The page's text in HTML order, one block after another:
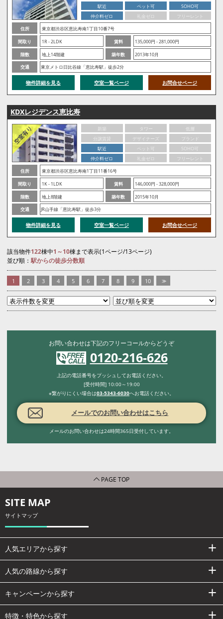
駅近
ペット可
SOHO可
仲介料ゼロ
礼金ゼロ
フリーレント
住所
東京都渋谷区恵比寿南1丁目10番7号
間取り
1R - 2LDK 賃料
135,000円 - 281,000円
階数
地上14階建 築年数
2013年10月
交通
東京メトロ日比谷線「恵比寿駅」徒歩2分
物件詳細を見る 空室一覧ページ お問合せページ
KDXレジデンス恵比寿
新築 タワー
低層
分譲賃貸
デザイナーズ
ブランド
駅近
ペット可
SOHO可
仲介料ゼロ
礼金ゼロ
フリーレント
住所
東京都渋谷区恵比寿南1丁目11番16号
間取り
1K - 1LDK 賃料
146,000円 - 328,000円
階数
地上8階建 築年数
2015年10月
交通
JR山手線「恵比寿駅」徒歩3分
物件詳細を見る 空室一覧ページ お問合せページ
該当物件122棟中1～10棟まで表示(1ページ/13ページ)
並び順：駅からの徒歩分数順
1 2 3 4 5 6 7 8 9 10 >>
お問い合わせは下記のフリーコールからどうぞ
0120-216-626
上記の電話番号をプッシュしてお電話ください。
[受付時間] 10:00～19:00
※繋がりにくい場合は03-5343-6030へお電話ください。
メールでのお問い合わせはこちら
メールのお問い合わせは24時間365日受付しています。
PAGE TOP
SITE MAP
サイトマップ
人気エリアから探す
人気の路線から探す
キャンペーンから探す
特徴・特色から探す